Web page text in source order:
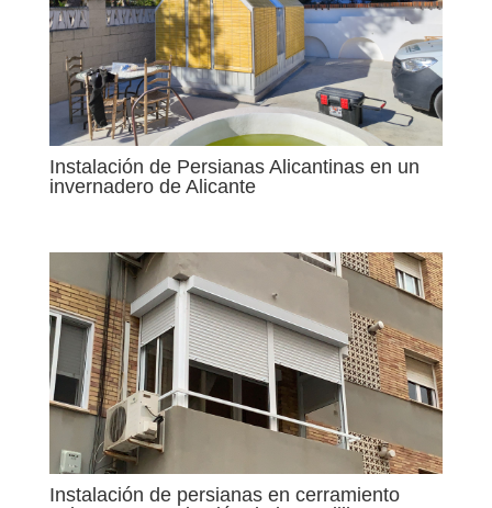
Instalación de Persianas Alicantinas en un
invernadero de Alicante
Instalación de persianas en cerramiento